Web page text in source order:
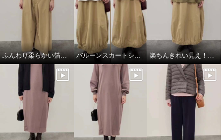
ふんわり柔らかい箔プリントストール バルーンスカートシルエット比較 楽ちんきれい見え！春コーデ